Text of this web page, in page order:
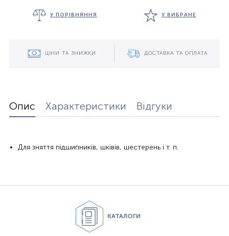
У ПОРІВНЯННЯ У ВИБРАНЕ
ЦІНИ ТА ЗНИЖКИ ДОСТАВКА ТА ОПЛАТА
Опис Характеристики Відгуки
Для зняття підшипників, шківів, шестерень і т. п.
КАТАЛОГИ